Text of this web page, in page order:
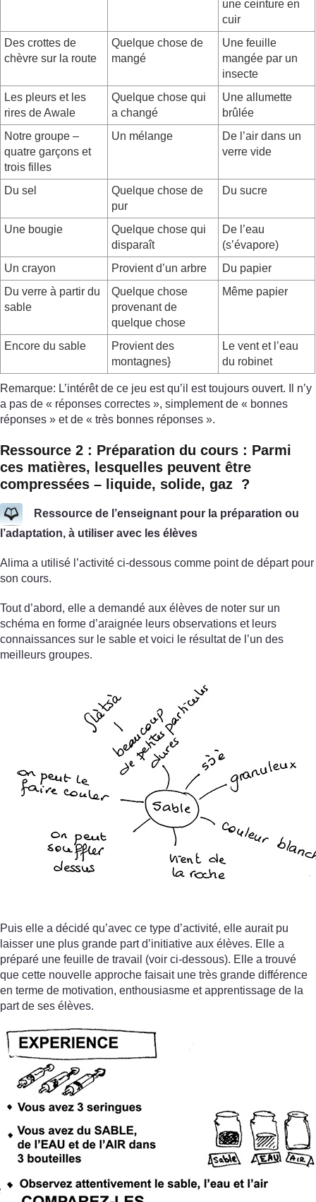
une ceinture en
cuir
Des crottes de
chèvre sur la route
Quelque chose de
mangé
Une feuille
mangée par un
insecte
Les pleurs et les
rires de Awale
Quelque chose qui
a changé
Une allumette
brûlée
Notre groupe –
quatre garçons et
trois filles
Un mélange
De l’air dans un
verre vide
Du sel
Quelque chose de
pur
Du sucre
Une bougie
Quelque chose qui
disparaît
De l’eau
(s’évapore)
Un crayon
Provient d’un arbre
Du papier
Du verre à partir du
sable
Quelque chose
provenant de
quelque chose
Même papier
Encore du sable
Provient des
montagnes}
Le vent et l’eau
du robinet
Remarque: L’intérêt de ce jeu est qu’il est toujours ouvert. Il n’y
a pas de « réponses correctes », simplement de « bonnes
réponses » et de « très bonnes réponses ».
Ressource 2 : Préparation du cours : Parmi
ces matières, lesquelles peuvent être
compressées – liquide, solide, gaz ?
Ressource de l’enseignant pour la préparation ou
l’adaptation, à utiliser avec les élèves
Alima a utilisé l’activité ci-dessous comme point de départ pour
son cours.
Tout d’abord, elle a demandé aux élèves de noter sur un
schéma en forme d’araignée leurs observations et leurs
connaissances sur le sable et voici le résultat de l’un des
meilleurs groupes.
Puis elle a décidé qu’avec ce type d’activité, elle aurait pu
laisser une plus grande part d’initiative aux élèves. Elle a
préparé une feuille de travail (voir ci-dessous). Elle a trouvé
que cette nouvelle approche faisait une très grande différence
en terme de motivation, enthousiasme et apprentissage de la
part de ses élèves.